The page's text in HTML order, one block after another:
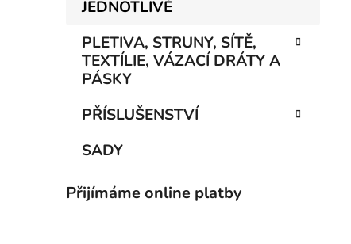
JEDNOTLIVÉ
PLETIVA, STRUNY, SÍTĚ,
TEXTÍLIE, VÁZACÍ DRÁTY A
PÁSKY
PŘÍSLUŠENSTVÍ
SADY
Přijímáme online platby